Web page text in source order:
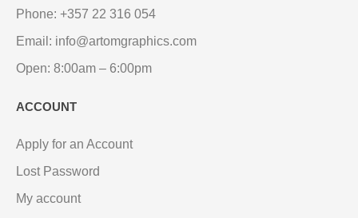
Phone: +357 22 316 054
Email: info@artomgraphics.com
Open: 8:00am – 6:00pm
ACCOUNT
Apply for an Account
Lost Password
My account